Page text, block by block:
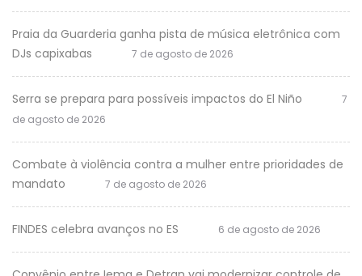
Praia da Guarderia ganha pista de música eletrônica com
DJs capixabas
7 de agosto de 2026
Serra se prepara para possíveis impactos do El Niño
7
de agosto de 2026
Combate à violência contra a mulher entre prioridades de
mandato
7 de agosto de 2026
FINDES celebra avanços no ES 6 de agosto de 2026